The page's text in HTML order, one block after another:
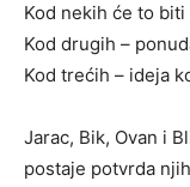
Kod nekih će to
Kod drugih –
Kod trećih – ideja
Jarac, Bik, Ovan i
postaje potvrda